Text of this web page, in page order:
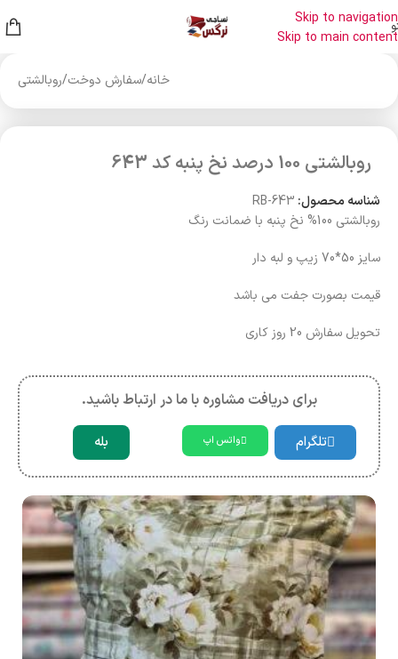
Skip to navigation
Skip to main content
خانه/سفارش دوخت/روبالشتی
روبالشتی 100 درصد نخ پنبه کد 643
شناسه محصول: RB-643
روبالشتی 100% نخ پنبه با ضمانت رنگ
سایز 50*70 زیپ و لبه دار
قیمت بصورت جفت می باشد
تحویل سفارش 20 روز کاری
برای دریافت مشاوره با ما در ارتباط باشید.
تلگرام واتس اپ بله